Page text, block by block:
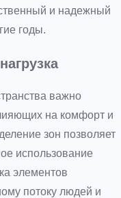
и надежный
годы.
важно
на комфорт и
зон позволяет
использование
элементов
потоку людей и